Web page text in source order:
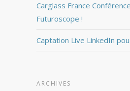
Carglass France
Futuroscope !
Captation Live LinkedIn
ARCHIVES